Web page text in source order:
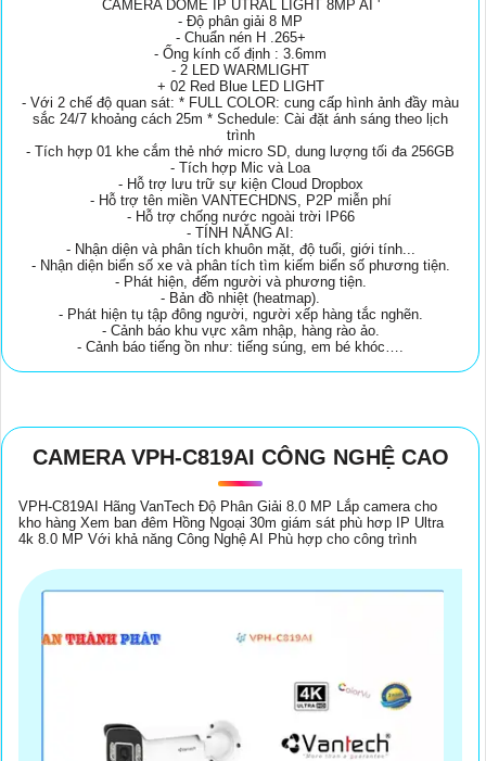
CAMERA DOME IP UTRAL LIGHT 8MP AI '
- Độ phân giải 8 MP
- Chuẩn nén H .265+
- Ống kính cố định : 3.6mm
- 2 LED WARMLIGHT
+ 02 Red Blue LED LIGHT
- Với 2 chế độ quan sát: * FULL COLOR: cung cấp hình ảnh đầy màu
sắc 24/7 khoảng cách 25m * Schedule: Cài đặt ánh sáng theo lịch
trình
- Tích hợp 01 khe cắm thẻ nhớ micro SD, dung lượng tối đa 256GB
- Tích hợp Mic và Loa
- Hỗ trợ lưu trữ sự kiện Cloud Dropbox
- Hỗ trợ tên miền VANTECHDNS, P2P miễn phí
- Hỗ trợ chống nước ngoài trời IP66
- TÍNH NĂNG AI:
- Nhận diện và phân tích khuôn mặt, độ tuổi, giới tính...
- Nhận diện biển số xe và phân tích tìm kiếm biển số phương tiện.
- Phát hiện, đếm người và phương tiện.
- Bản đồ nhiệt (heatmap).
- Phát hiện tụ tập đông người, người xếp hàng tắc nghẽn.
- Cảnh báo khu vực xâm nhập, hàng rào ảo.
- Cảnh báo tiếng ồn như: tiếng súng, em bé khóc….
CAMERA VPH-C819AI CÔNG NGHỆ CAO
VPH-C819AI Hãng VanTech Độ Phân Giải 8.0 MP Lắp camera cho
kho hàng Xem ban đêm Hồng Ngoại 30m giám sát phù hơp IP Ultra
4k 8.0 MP Với khả năng Công Nghệ AI Phù hợp cho công trình